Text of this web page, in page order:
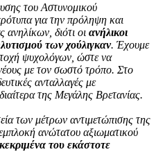
του Αστυνομικού
για την πρόληψη και
ανηλίκων, διότι οι ανήλικοι
των χούλιγκαν. Έχουμε
ψυχολόγων, ώστε να
με τον σωστό τρόπο. Στο
ανταλλαγές με
της Μεγάλης Βρετανίας.
των μέτρων αντιμετώπισης της
ανώτατου αξιωματικού
του εκάστοτε